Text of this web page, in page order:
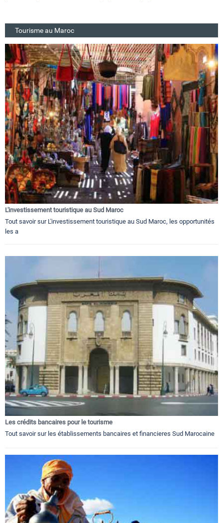
Tourisme au Maroc
L'investissement touristique au Sud Maroc
Tout savoir sur L'investissement touristique au Sud Maroc, les opportunités
les a
Les crédits bancaires pour le tourisme
Tout savoir sur les établissements bancaires et financieres Sud Marocaine